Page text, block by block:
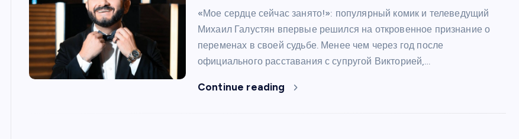
«Мое сердце сейчас занято!»: популярный комик и телеведущий
Михаил Галустян впервые решился на откровенное признание о
переменах в своей судьбе. Менее чем через год после
официального расставания с супругой Викторией,…
Continue reading